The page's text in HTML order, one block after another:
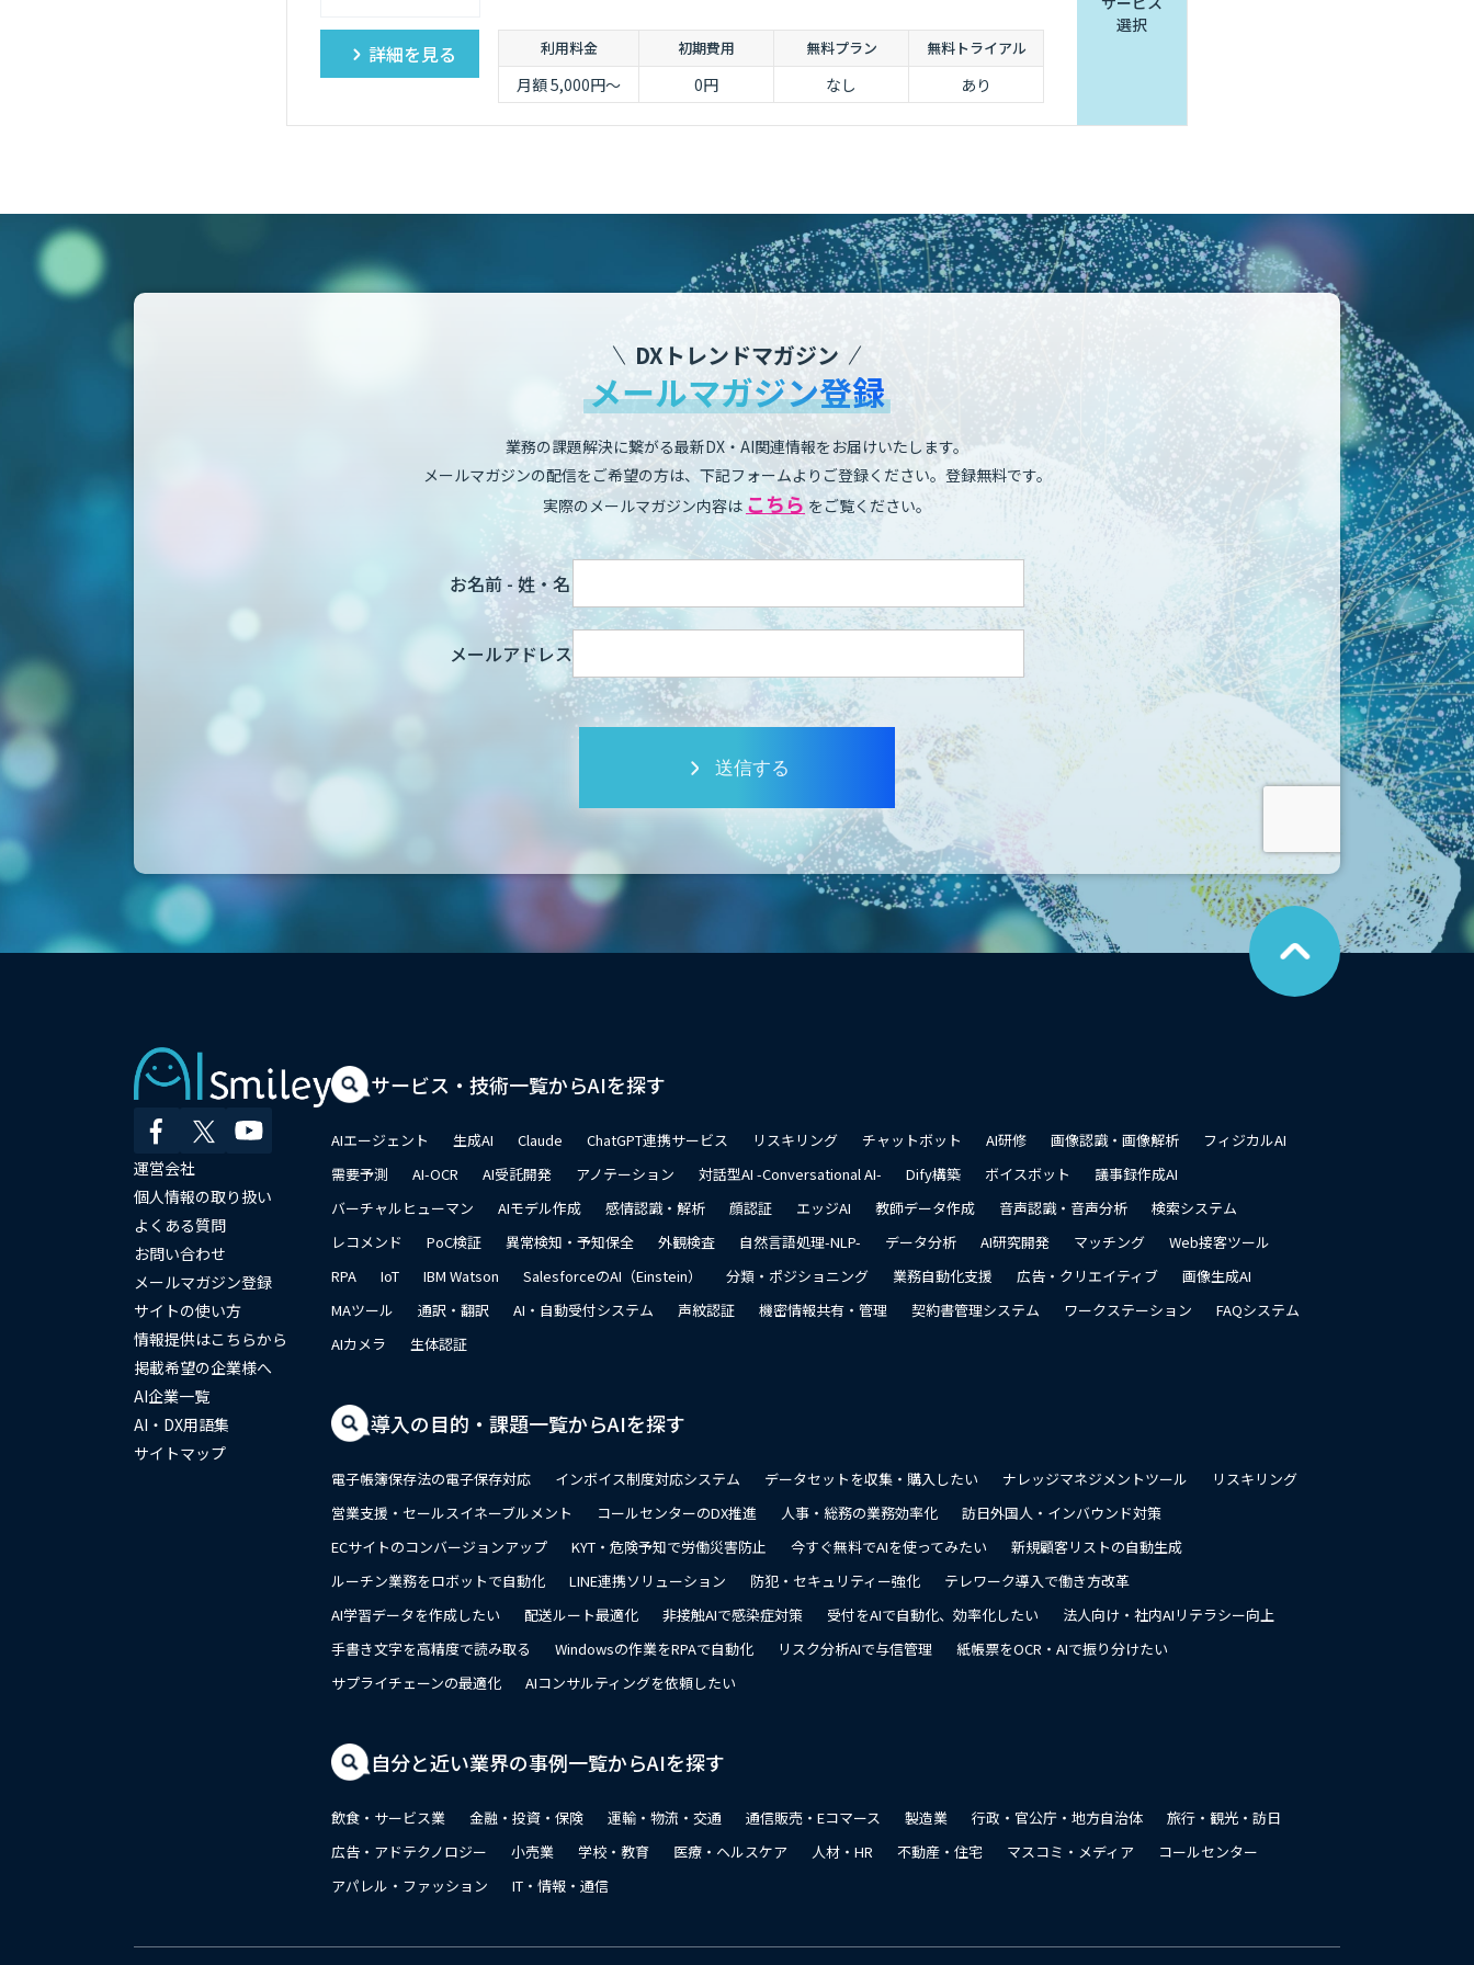
詳細を見る 利用料金 初期費用 無料プラン 無料トライアル
月額 5,000円～ 0円 なし あり
選択
DXトレンドマガジン
メールマガジン登録
業務の課題解決に繋がる最新DX・AI関連情報をお届けいたします。
メールマガジンの配信をご希望の方は、下記フォームよりご登録ください。登録無料です。
実際のメールマガジン内容は こちら をご覧ください。
お名前 - 姓・名
メールアドレス
送信する
こ
の
ペ
ー
ジ
運営会社
個人情報の取り扱い
よくある質問
お問い合わせ
メールマガジン登録
サイトの使い方
情報提供はこちらから
掲載希望の企業様へ
AI企業一覧
AI・DX用語集
サイトマップ
サービス・技術一覧からAIを探す
AIエージェント 生成AI Claude ChatGPT連携サービス リスキリング チャットボット AI研修 画像認識・画像解析
フィジカルAI
需要予測
AI-OCR AI受託開発 アノテーション 対話型AI -Conversational AI- Dify構築 ボイスボット
議事録作成AI
バーチャルヒューマン
AIモデル作成 感情認識・解析 顔認証 エッジAI 教師データ作成 音声認識・音声分析
検索システム
レコメンド
PoC検証 異常検知・予知保全 外観検査 自然言語処理-NLP- データ分析 AI研究開発 マッチング
Web接客ツール
RPA
IoT IBM Watson SalesforceのAI（Einstein） 分類・ポジショニング 業務自動化支援 広告・クリエイティブ
画像生成AI
MAツール
通訳・翻訳 AI・自動受付システム 声紋認証 機密情報共有・管理 契約書管理システム ワークステーション
FAQシステム
AIカメラ
生体認証
導入の目的・課題一覧からAIを探す
電子帳簿保存法の電子保存対応 インボイス制度対応システム データセットを収集・購入したい ナレッジマネジメントツール
リスキリング
営業支援・セールスイネーブルメント
コールセンターのDX推進 人事・総務の業務効率化
訪日外国人・インバウンド対策
ECサイトのコンバージョンアップ
KYT・危険予知で労働災害防止 今すぐ無料でAIを使ってみたい
新規顧客リストの自動生成
ルーチン業務をロボットで自動化
LINE連携ソリューション 防犯・セキュリティー強化
テレワーク導入で働き方改革
AI学習データを作成したい
配送ルート最適化 非接触AIで感染症対策 受付をAIで自動化、効率化したい
法人向け・社内AIリテラシー向上
手書き文字を高精度で読み取る
Windowsの作業をRPAで自動化 リスク分析AIで与信管理
紙帳票をOCR・AIで振り分けたい
サプライチェーンの最適化
AIコンサルティングを依頼したい
自分と近い業界の事例一覧からAIを探す
飲食・サービス業 金融・投資・保険 運輸・物流・交通 通信販売・Eコマース 製造業 行政・官公庁・地方自治体
旅行・観光・訪日
広告・アドテクノロジー
小売業 学校・教育 医療・ヘルスケア 人材・HR 不動産・住宅 マスコミ・メディア
コールセンター
アパレル・ファッション
IT・情報・通信